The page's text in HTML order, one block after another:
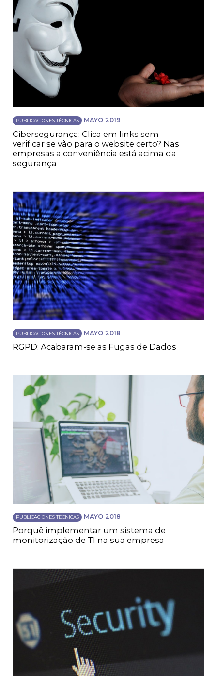
PUBLICACIONES TÉCNICAS MAYO 2019
Cibersegurança: Clica em links sem
verificar se vão para o website certo? Nas
empresas a conveniência está acima da
segurança
PUBLICACIONES TÉCNICAS MAYO 2018
RGPD: Acabaram-se as Fugas de Dados
PUBLICACIONES TÉCNICAS MAYO 2018
Porquê implementar um sistema de
monitorização de TI na sua empresa